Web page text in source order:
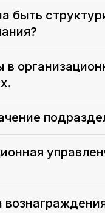
быть
в